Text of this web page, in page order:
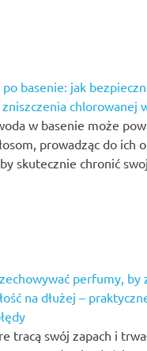
po basenie: jak
chlorowanej
w basenie może
prowadząc do ich
skutecznie chronić
perfumy, by
na dłużej –
tracą swój zapach i